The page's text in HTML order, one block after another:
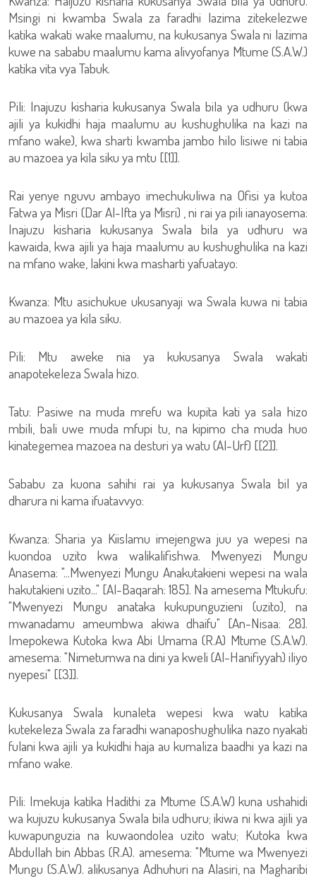
Msingi ni kwamba Swala za faradhi lazima zitekelezwe
katika wakati wake maalumu, na kukusanya Swala ni lazima
kuwe na sababu maalumu kama alivyofanya Mtume (S.A.W.)
katika vita vya Tabuk.
Pili: Inajuzu kisharia kukusanya Swala bila ya udhuru (kwa
ajili ya kukidhi haja maalumu au kushughulika na kazi na
mfano wake), kwa sharti kwamba jambo hilo lisiwe ni tabia
au mazoea ya kila siku ya mtu [[1]].
Rai yenye nguvu ambayo imechukuliwa na Ofisi ya kutoa
Fatwa ya Misri (Dar Al-Ifta ya Misri) , ni rai ya pili ianayosema:
Inajuzu kisharia kukusanya Swala bila ya udhuru wa
kawaida, kwa ajili ya haja maalumu au kushughulika na kazi
na mfano wake, lakini kwa masharti yafuatayo:
Kwanza: Mtu asichukue ukusanyaji wa Swala kuwa ni tabia
au mazoea ya kila siku.
Pili: Mtu aweke nia ya kukusanya Swala wakati
anapotekeleza Swala hizo.
Tatu: Pasiwe na muda mrefu wa kupita kati ya sala hizo
mbili, bali uwe muda mfupi tu, na kipimo cha muda huo
kinategemea mazoea na desturi ya watu (Al-Urf) [[2]].
Sababu za kuona sahihi rai ya kukusanya Swala bil ya
dharura ni kama ifuatavvyo:
Kwanza: Sharia ya Kiislamu imejengwa juu ya wepesi na
kuondoa uzito kwa walikalifishwa. Mwenyezi Mungu
Anasema: "...Mwenyezi Mungu Anakutakieni wepesi na wala
hakutakieni uzito..." [Al-Baqarah: 185]. Na amesema Mtukufu:
"Mwenyezi Mungu anataka kukupunguzieni (uzito), na
mwanadamu ameumbwa akiwa dhaifu" [An-Nisaa: 28].
Imepokewa Kutoka kwa Abi Umama (R.A) Mtume (S.A.W).
amesema: "Nimetumwa na dini ya kweli (Al-Hanifiyyah) iliyo
nyepesi" [[3]].
Kukusanya Swala kunaleta wepesi kwa watu katika
kutekeleza Swala za faradhi wanaposhughulika nazo nyakati
fulani kwa ajili ya kukidhi haja au kumaliza baadhi ya kazi na
mfano wake.
Pili: Imekuja katika Hadithi za Mtume (S.A.W) kuna ushahidi
wa kujuzu kukusanya Swala bila udhuru; ikiwa ni kwa ajili ya
kuwapunguzia na kuwaondolea uzito watu; Kutoka kwa
Abdullah bin Abbas (R.A). amesema: "Mtume wa Mwenyezi
Mungu (S.A.W). alikusanya Adhuhuri na Alasiri, na Magharibi